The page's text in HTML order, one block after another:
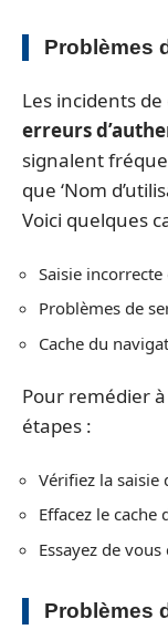
Problèmes
Les incidents
erreurs
signalent
que ‘Nom
Voici quelques
Saisie
Problèmes de
Cache du
Pour remédier
étapes :
Vérifiez la
Effacez le
Essayez de
Problèmes